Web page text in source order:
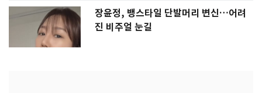
장윤정, 뱅스타일 단발머리 변신…어려
진 비주얼 눈길